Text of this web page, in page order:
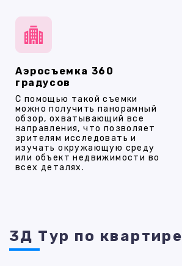
Аэросъемка 360
градусов
С помощью такой съемки
можно получить панорамный
обзор, охватывающий все
направления, что позволяет
зрителям исследовать и
изучать окружающую среду
или объект недвижимости во
всех деталях.
3Д Тур по квартире